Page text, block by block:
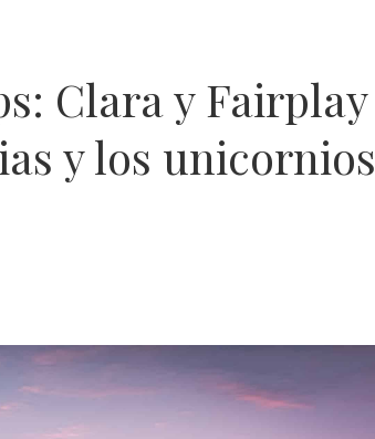
Clara y Fairplay
y los unicornios